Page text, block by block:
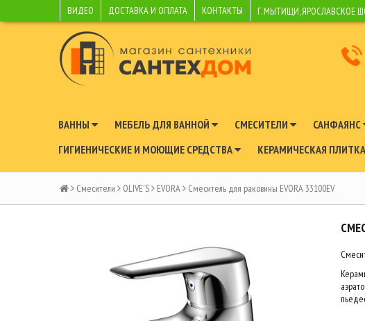
ВИДЕО ДОСТАВКА И ОПЛАТА КОНТАКТЫ Г. МЫТИЩИ, ЯРОСЛАВСКОЕ
ВАННЫ МЕБЕЛЬ ДЛЯ ВАННОЙ СМЕСИТЕЛИ САНФАЯНС
ГИГИЕНИЧЕСКИЕ И МОЮЩИЕ СРЕДСТВА
КЕРАМИЧЕСКАЯ ПЛИТКА
Смесители OLIVE'S EVORA Смеситель для раковины EVORA 33100EV